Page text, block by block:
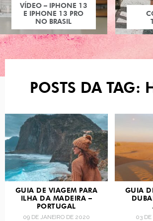
VÍDEO – IPHONE 13
E IPHONE 13 PRO
NO BRASIL
POSTS DA TAG:
GUIA DE VIAGEM PARA
ILHA DA MADEIRA –
PORTUGAL
09 DE JANEIRO DE 2020
GUIA
03